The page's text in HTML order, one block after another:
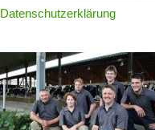
Datenschutzerklärung